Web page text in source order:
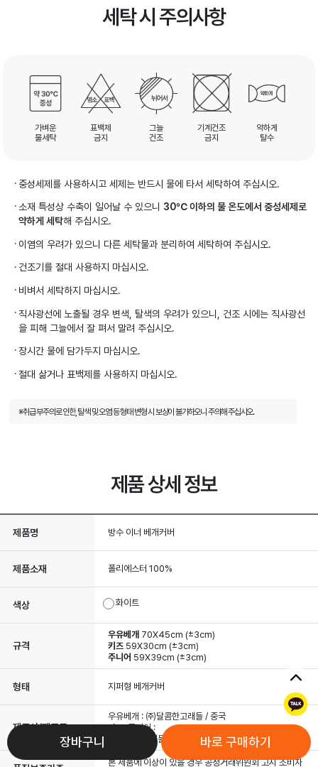
장바구니 바로 구매하기
세탁 시 주의사항
가벼운
물세탁
표백제
금지
그늘
건조
기계건조
금지
약하게
탈수
중성세제를 사용하시고 세제는 반드시 물에 타서 세탁하여 주십시오.
소재 특성상 수축이 일어날 수 있으니 30℃ 이하의 물 온도에서 중성세제로
약하게 세탁해 주십시오.
이염의 우려가 있으니 다른 세탁물과 분리하여 세탁하여 주십시오.
건조기를 절대 사용하지 마십시오.
비벼서 세탁하지 마십시오.
직사광선에 노출될 경우 변색, 탈색의 우려가 있으니, 건조 시에는 직사광선
을 피해 그늘에서 잘 펴서 말려 주십시오.
장시간 물에 담가두지 마십시오.
절대 삶거나 표백제를 사용하지 마십시오.
※취급 부주의로 인한, 탈색 및 오염 등 형태 변형 시 보상이 불가하오니 주의해 주십시오.
제품 상세 정보
제품명 방수 이너 베개커버
제품소재 폴리에스터 100%
색상 화이트
규격
우유베개 70X45cm (±3cm)
키즈 59X30cm (±3cm)
주니어 59X39cm (±3cm)
형태 지퍼형 베개커버
제조사/제조국
우유베개 : ㈜달콤한고래들 / 중국
키즈, 주니어 :
㈜달콤한고래들 / 대한민국
본 제품에 이상이 있을 경우 공정거래위원회 고시 소비자